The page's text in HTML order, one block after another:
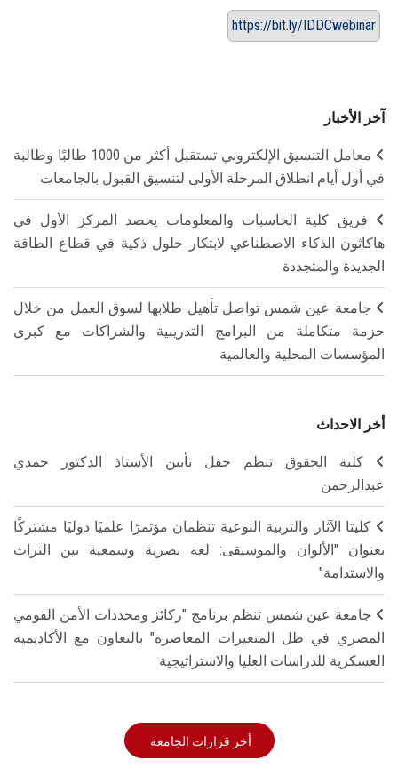
https://bit.ly/IDDCwebinar
آخر الأخبار
معامل التنسيق الإلكتروني تستقبل أكثر من 1000 طالبًا وطالبة
في أول أيام انطلاق المرحلة الأولى لتنسيق القبول بالجامعات
فريق كلية الحاسبات والمعلومات يحصد المركز الأول في
هاكاثون الذكاء الاصطناعي لابتكار حلول ذكية في قطاع الطاقة
الجديدة والمتجددة
جامعة عين شمس تواصل تأهيل طلابها لسوق العمل من خلال
حزمة متكاملة من البرامج التدريبية والشراكات مع كبرى
المؤسسات المحلية والعالمية
أخر الاحداث
كلية الحقوق تنظم حفل تأبين الأستاذ الدكتور حمدي
عبدالرحمن
كليتا الآثار والتربية النوعية تنظمان مؤتمرًا علميًا دوليًا مشتركًا
بعنوان "الألوان والموسيقى: لغة بصرية وسمعية بين التراث
والاستدامة"
جامعة عين شمس تنظم برنامج "ركائز ومحددات الأمن القومي
المصري في ظل المتغيرات المعاصرة" بالتعاون مع الأكاديمية
العسكرية للدراسات العليا والاستراتيجية
أخر قرارات الجامعة